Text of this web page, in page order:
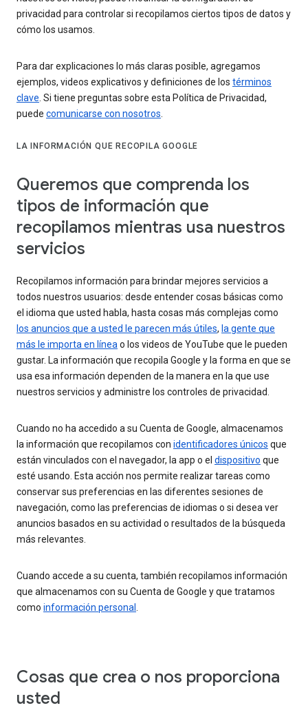
privacidad para controlar si recopilamos ciertos tipos de datos y
cómo los usamos.
Para dar explicaciones lo más claras posible, agregamos
ejemplos, videos explicativos y definiciones de los términos
clave. Si tiene preguntas sobre esta Política de Privacidad,
puede comunicarse con nosotros.
LA INFORMACIÓN QUE RECOPILA GOOGLE
Queremos que comprenda los
tipos de información que
recopilamos mientras usa nuestros
servicios
Recopilamos información para brindar mejores servicios a
todos nuestros usuarios: desde entender cosas básicas como
el idioma que usted habla, hasta cosas más complejas como
los anuncios que a usted le parecen más útiles, la gente que
más le importa en líneao los videos de YouTube que le pueden
gustar. La información que recopila Google y la forma en que se
usa esa información dependen de la manera en la que use
nuestros servicios y administre los controles de privacidad.
Cuando no ha accedido a su Cuenta de Google, almacenamos
la información que recopilamos con identificadores únicos que
están vinculados con el navegador, la app o el dispositivo que
esté usando. Esta acción nos permite realizar tareas como
conservar sus preferencias en las diferentes sesiones de
navegación, como las preferencias de idiomas o si desea ver
anuncios basados en su actividad o resultados de la búsqueda
más relevantes.
Cuando accede a su cuenta, también recopilamos información
que almacenamos con su Cuenta de Google y que tratamos
como información personal.
Cosas que crea o nos proporciona
usted